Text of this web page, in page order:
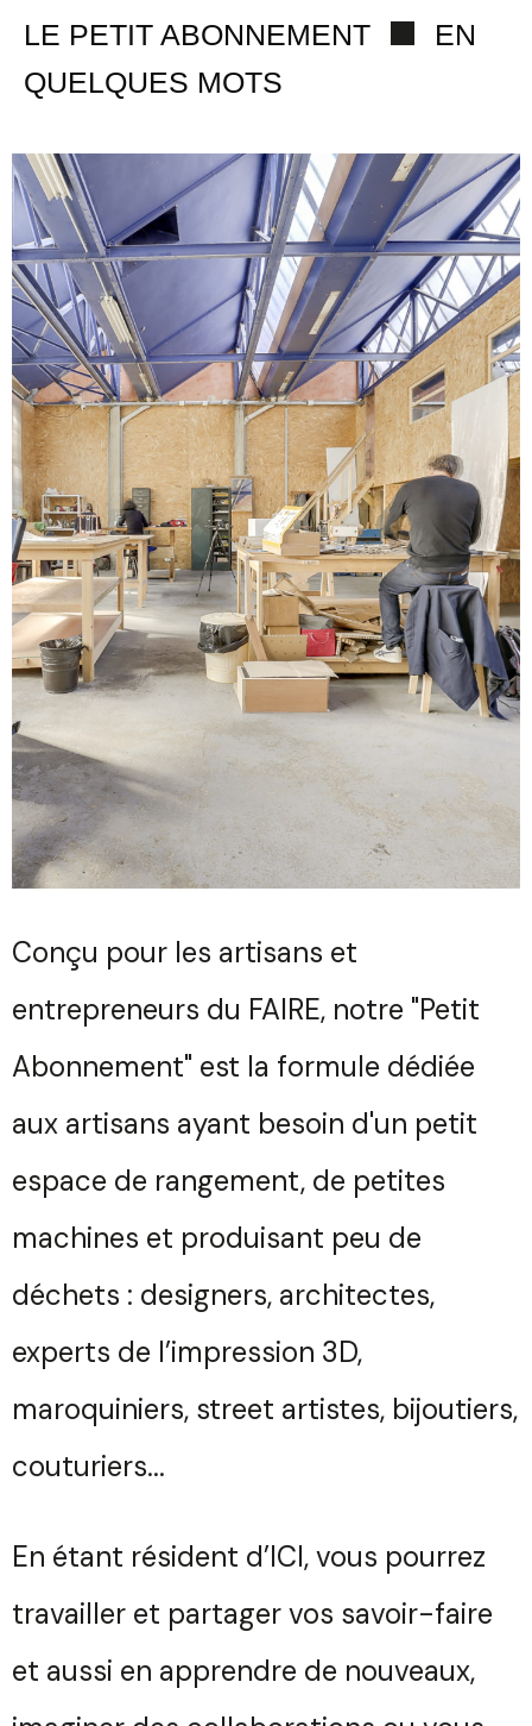
LE PETIT ABONNEMENT
EN
QUELQUES MOTS
Conçu pour les artisans et
entrepreneurs du FAIRE, notre "Petit
Abonnement" est la formule dédiée
aux artisans ayant besoin d'un petit
espace de rangement, de petites
machines et produisant peu de
déchets : designers, architectes,
experts de l’impression 3D,
maroquiniers, street artistes, bijoutiers,
couturiers...
En étant résident d’ICI, vous pourrez
travailler et partager vos savoir-faire
et aussi en apprendre de nouveaux,